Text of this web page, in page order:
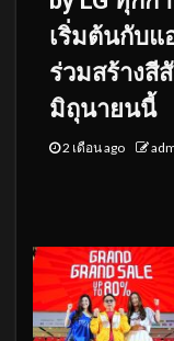
เริ่มต้นกับแ
ร่วมสร้างสี
มิถุนายนนี้
2 เดือน ago